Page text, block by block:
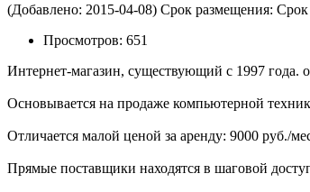
(Добавлено: 2015-04-08) Срок размещения: Срок
Просмотров: 651
Интернет-магазин, существующий с 1997 года.
Основывается на продаже компьютерной
Отличается малой ценой за аренду: 9000 руб./
Прямые поставщики находятся в шаговой